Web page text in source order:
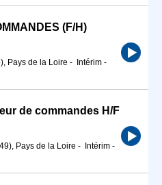
(F/H)
Pays de la Loire - Intérim -
de commandes H/F
Pays de la Loire - Intérim -